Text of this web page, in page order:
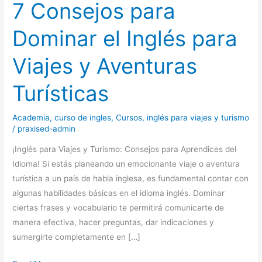
7 Consejos para
Dominar el Inglés para
Viajes y Aventuras
Turísticas
Academia,curso de ingles,Cursos, inglés para viajes y turismo
/ praxised-admin
¡Inglés para Viajes y Turismo: Consejos para Aprendices del
Idioma! Si estás planeando un emocionante viaje o aventura
turística a un país de habla inglesa, es fundamental contar con
algunas habilidades básicas en el idioma inglés. Dominar
ciertas frases y vocabulario te permitirá comunicarte de
manera efectiva, hacer preguntas, dar indicaciones y
sumergirte completamente en […]